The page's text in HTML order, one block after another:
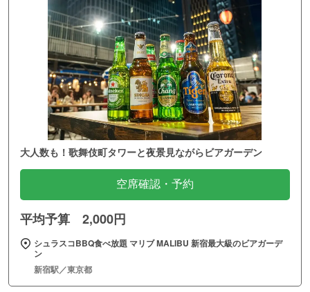
大人数も！歌舞伎町タワーと夜景見ながらビアガーデン
空席確認・予約
平均予算 2,000円
シュラスコBBQ食べ放題 マリブ MALIBU 新宿最大級のビアガーデ
ン
新宿駅／東京都